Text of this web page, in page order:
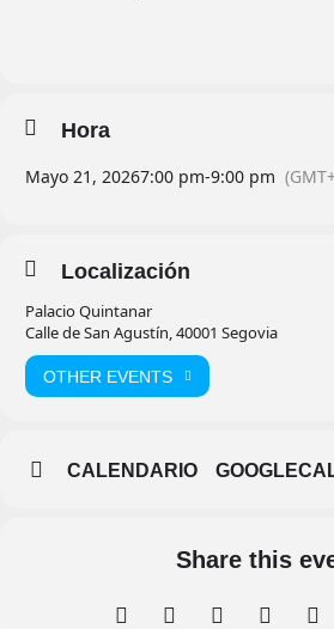
Hora
Mayo 21, 20267:00 pm-9:00 pm
Localización
Palacio Quintanar
Calle de San Agustín, 40001 Segovia
OTHER EVENTS
CALENDARIO
Share this